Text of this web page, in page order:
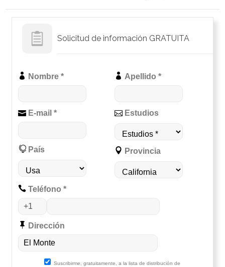
Solicitud de información GRATUITA
Nombre * Apellido *
E-mail * Estudios
País Provincia
Teléfono *
Dirección
Suscribirme, gratuitamente, a la lista de distribución de